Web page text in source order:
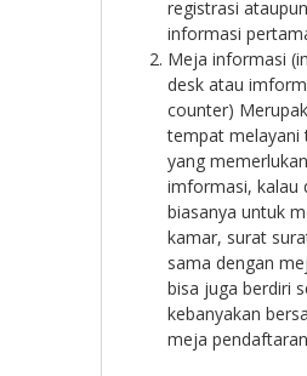
registrasi
informasi
Meja informasi
desk atau
counter)
tempat melayani
yang
imformasi, kalau
biasanya untuk
kamar, surat
sama dengan
bisa juga berdiri
kebanyakan
meja